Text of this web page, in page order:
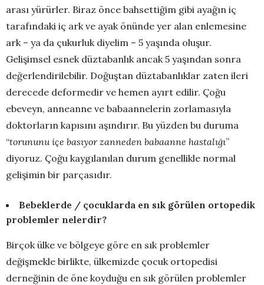
arası yürürler. Biraz önce bahsettiğim gibi ayağın iç
tarafındaki iç ark ve ayak önünde yer alan enlemesine
ark – ya da çukurluk diyelim – 5 yaşında oluşur.
Gelişimsel esnek düztabanlık ancak 5 yaşından sonra
değerlendirilebilir. Doğuştan düztabanlıklar zaten ileri
derecede deformedir ve hemen ayırt edilir. Çoğu
ebeveyn, anneanne ve babaannelerin zorlamasıyla
doktorların kapısını aşındırır. Bu yüzden bu duruma
“torununu içe basıyor zanneden babaanne hastalığı”
diyoruz. Çoğu kaygılanılan durum genellikle normal
gelişimin bir parçasıdır.
Bebeklerde / çocuklarda en sık görülen ortopedik
problemler nelerdir?
Birçok ülke ve bölgeye göre en sık problemler
değişmekle birlikte, ülkemizde çocuk ortopedisi
derneğinin de öne koyduğu en sık görülen problemler